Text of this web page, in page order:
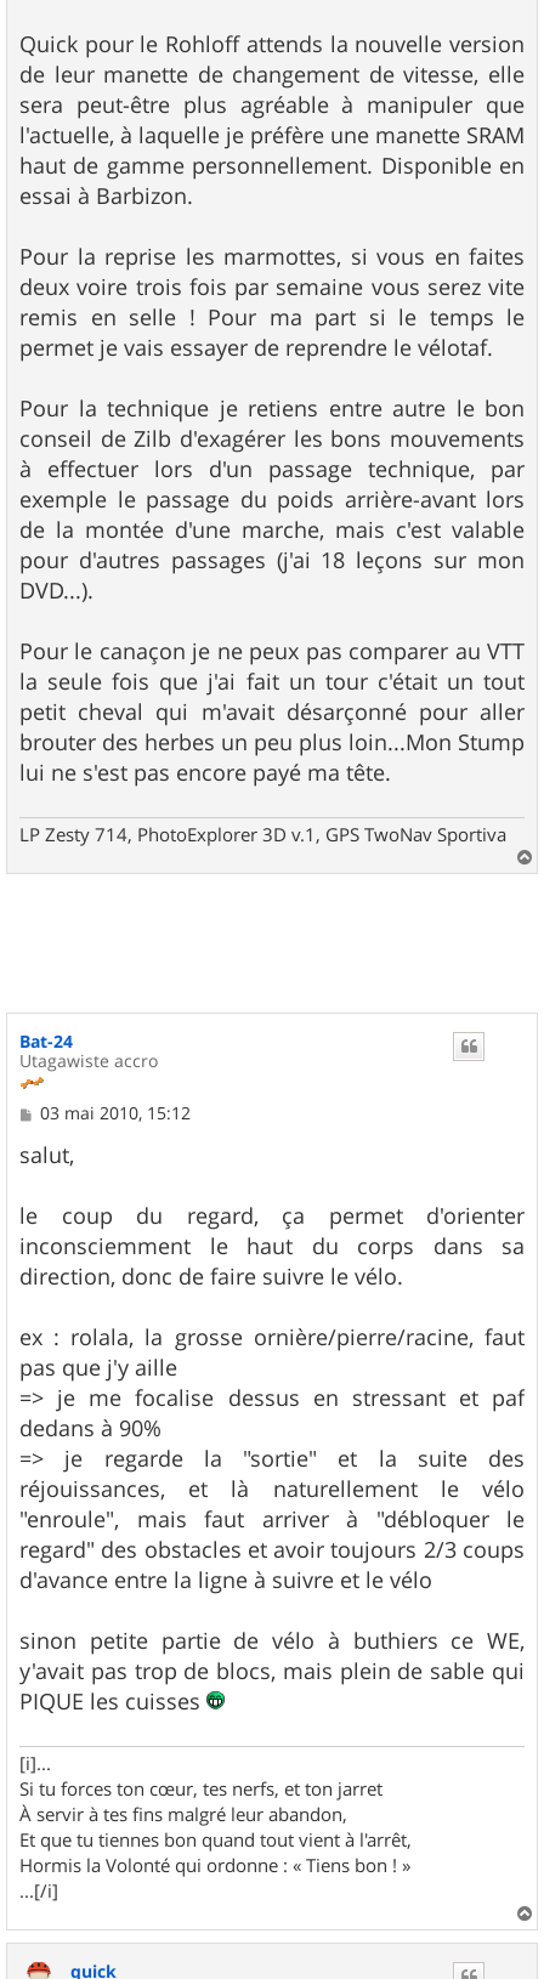
Quick pour le Rohloff attends la nouvelle version
de leur manette de changement de vitesse, elle
sera peut-être plus agréable à manipuler que
l'actuelle, à laquelle je préfère une manette SRAM
haut de gamme personnellement. Disponible en
essai à Barbizon.
Pour la reprise les marmottes, si vous en faites
deux voire trois fois par semaine vous serez vite
remis en selle ! Pour ma part si le temps le
permet je vais essayer de reprendre le vélotaf.
Pour la technique je retiens entre autre le bon
conseil de Zilb d'exagérer les bons mouvements
à effectuer lors d'un passage technique, par
exemple le passage du poids arrière-avant lors
de la montée d'une marche, mais c'est valable
pour d'autres passages (j'ai 18 leçons sur mon
DVD...).
Pour le canaçon je ne peux pas comparer au VTT
la seule fois que j'ai fait un tour c'était un tout
petit cheval qui m'avait désarçonné pour aller
brouter des herbes un peu plus loin...Mon Stump
lui ne s'est pas encore payé ma tête.
LP Zesty 714, PhotoExplorer 3D v.1, GPS TwoNav Sportiva
a
Bat-24
Utagawiste accro
M
s
s
g
e
03 mai 2010, 15:12
salut,
le coup du regard, ça permet d'orienter
inconsciemment le haut du corps dans sa
direction, donc de faire suivre le vélo.
ex : rolala, la grosse ornière/pierre/racine, faut
pas que j'y aille
=> je me focalise dessus en stressant et paf
dedans à 90%
=> je regarde la "sortie" et la suite des
réjouissances, et là naturellement le vélo
"enroule", mais faut arriver à "débloquer le
regard" des obstacles et avoir toujours 2/3 coups
d'avance entre la ligne à suivre et le vélo
sinon petite partie de vélo à buthiers ce WE,
y'avait pas trop de blocs, mais plein de sable qui
PIQUE les cuisses
[i]...
Si tu forces ton cœur, tes nerfs, et ton jarret
À servir à tes fins malgré leur abandon,
Et que tu tiennes bon quand tout vient à l'arrêt,
Hormis la Volonté qui ordonne : « Tiens bon ! »
...[/i]
a
quick